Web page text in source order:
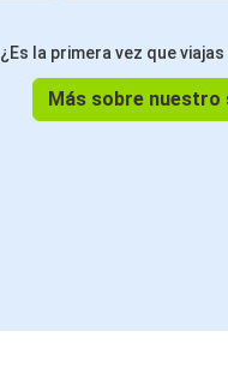
¿Es la primera vez que
Más sobre nuestro